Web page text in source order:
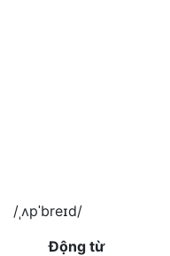
/ˌʌpˈbreɪd/
Động từ